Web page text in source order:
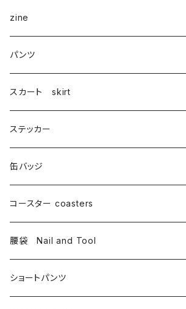
zine
パンツ
スカート skirt
ステッカー
缶バッジ
コースター coasters
腰袋 Nail and Tool
ショートパンツ